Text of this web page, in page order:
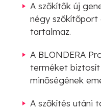
A szőkítők új
négy szőkítőport
tartalmaz.
A BLONDERA
terméket
minőségének
A szőkítés utáni